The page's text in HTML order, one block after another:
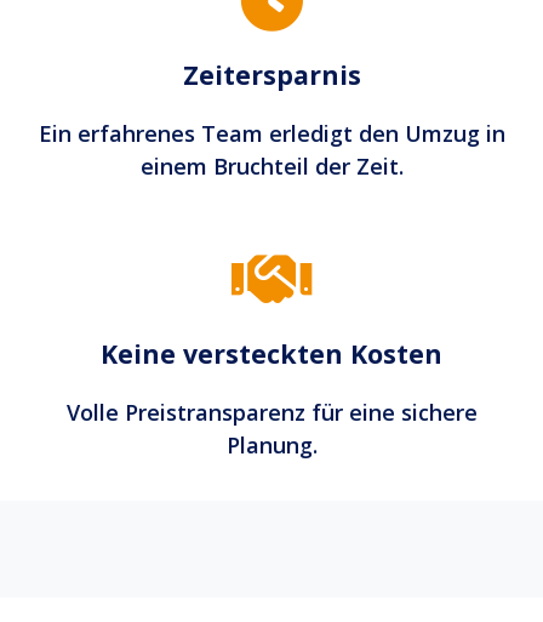
Zeitersparnis
Ein erfahrenes Team erledigt den Umzug in
einem Bruchteil der Zeit.
Keine versteckten Kosten
Volle Preistransparenz für eine sichere
Planung.